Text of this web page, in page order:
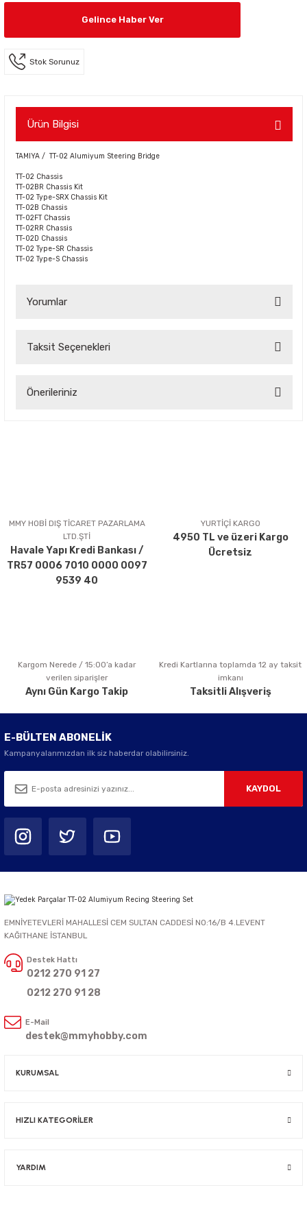
Gelince Haber Ver
Stok Sorunuz
Ürün Bilgisi
TAMIYA / TT-02 Alumiyum Steering Bridge
TT-02 Chassis
TT-02BR Chassis Kit
TT-02 Type-SRX Chassis Kit
TT-02B Chassis
TT-02FT Chassis
TT-02RR Chassis
TT-02D Chassis
TT-02 Type-SR Chassis
TT-02 Type-S Chassis
Yorumlar
Taksit Seçenekleri
Önerileriniz
Ürün açıklamasında eksik bilgiler bulunuyor.
Ürün bilgilerinde hatalar bulunuyor.
Ürün fiyatı diğer sitelerden daha pahalı.
Bu ürüne benzer farklı alternatifler olmalı.
Gönder
MMY HOBİ DIŞ TİCARET PAZARLAMA
LTD.ŞTİ
Havale Yapı Kredi Bankası /
TR57 0006 7010 0000 0097
9539 40
YURTİÇİ KARGO
4950 TL ve üzeri Kargo
Ücretsiz
Kargom Nerede / 15:00’a kadar
verilen siparişler
Aynı Gün Kargo Takip
Kredi Kartlarına toplamda 12 ay taksit
imkanı
Taksitli Alışveriş
E-BÜLTEN ABONELİK
Kampanyalarımızdan ilk siz haberdar olabilirsiniz.
KAYDOL
EMNİYETEVLERİ MAHALLESİ CEM SULTAN CADDESİ NO:16/B 4.LEVENT
KAĞITHANE İSTANBUL
Destek Hattı
0212 270 91 27
0212 270 91 28
E-Mail
destek@mmyhobby.com
KURUMSAL
HIZLI KATEGORİLER
YARDIM